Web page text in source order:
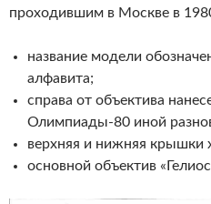
проходившим в Москве в
название модели
алфавита;
справа от объектива
Олимпиады-80 иной
верхняя и нижняя крышки
основной объектив